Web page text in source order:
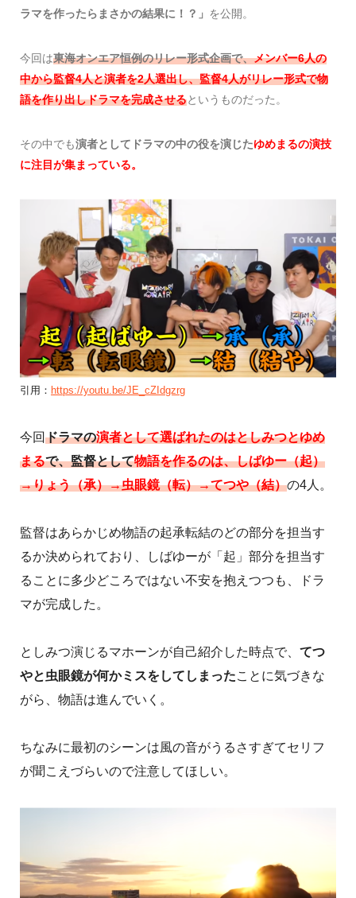
ラマを作ったらまさかの結果に！？」 を公開。
今回は東海オンエア恒例のリレー形式企画で、メンバー6人の
中から監督4人と演者を2人選出し、監督4人がリレー形式で物
語を作り出しドラマを完成させるというものだった。
その中でも演者としてドラマの中の役を演じたゆめまるの演技
に注目が集まっている。
引用： https://youtu.be/JE_cZIdgzrg
今回ドラマの演者として選ばれたのはとしみつとゆめ
まるで、監督として物語を作るのは、しばゆー（起）
→りょう（承）→虫眼鏡（転）→てつや（結）の4人。
監督はあらかじめ物語の起承転結のどの部分を担当す
るか決められており、しばゆーが「起」部分を担当す
ることに多少どころではない不安を抱えつつも、ドラ
マが完成した。
としみつ演じるマホーンが自己紹介した時点で、 てつ
やと虫眼鏡が何かミスをしてしまったことに気づきな
がら、物語は進んでいく。
ちなみに最初のシーンは風の音がうるさすぎてセリフ
が聞こえづらいので注意してほしい。